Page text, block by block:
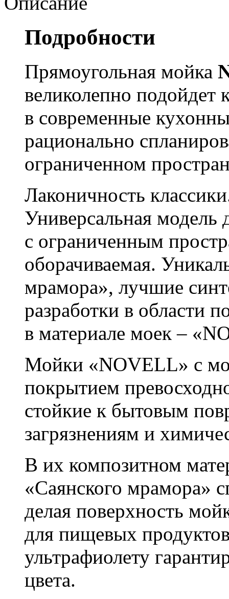
Подробности
Прямоугольная мойка
великолепно подойдет
в современные
рационально
ограниченном
Лаконичность
Универсальная
с ограниченным
оборачиваемая.
мрамора», лучшие
разработки в области
в материале моек –
Мойки «NOVELL» c
покрытием
стойкие к бытовым
загрязнениям и
В их композитном
«Саянского мрамора»
делая поверхность
для пищевых
ультрафиолету
цвета.